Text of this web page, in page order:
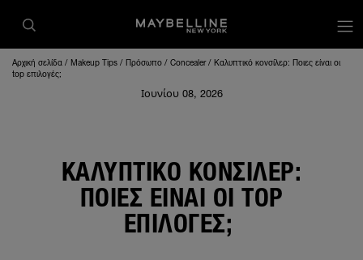
Αρχική σελίδα Makeup Tips Πρόσωπο Concealer
Καλυπτικό κονσίλερ: Ποιες είναι οι
top επιλογές;
Ιουνίου 08, 2026
ΚΑΛΥΠΤΙΚΌ ΚΟΝΣΊΛΕΡ:
ΠΟΙΕΣ ΕΊΝΑΙ ΟΙ TOP
ΕΠΙΛΟΓΈΣ;